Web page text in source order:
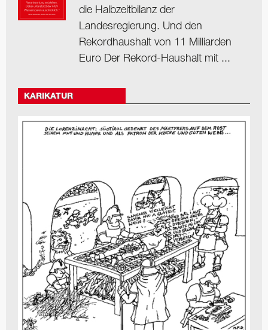
die Halbzeitbilanz der
Landesregierung. Und den
Rekordhaushalt von 11 Milliarden
Euro Der Rekord-Haushalt mit ...
KARIKATUR